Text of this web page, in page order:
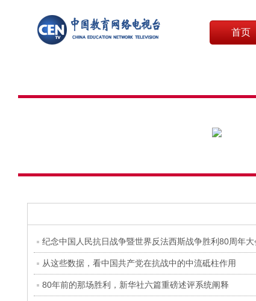
首页
纪念中国人民抗日战争暨世界反法西斯战争胜利80周年
从这些数据，看中国共产党在抗战中的中流砥柱作用
80年前的那场胜利，新华社六篇重磅述评系统阐释